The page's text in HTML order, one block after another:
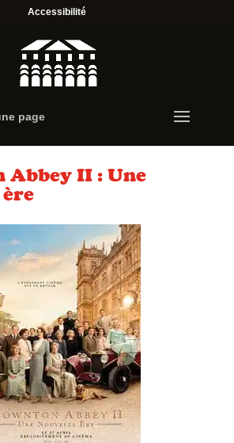
Accessibilité
page
Abbey II : Une